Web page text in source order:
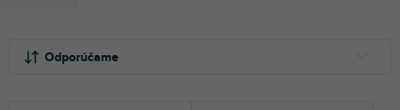
Odporúčame